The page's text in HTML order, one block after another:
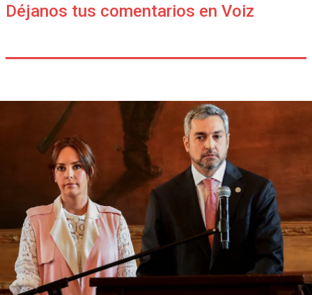
Déjanos tus comentarios en Voiz